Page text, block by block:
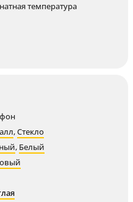
температура
,Стекло
, Белый